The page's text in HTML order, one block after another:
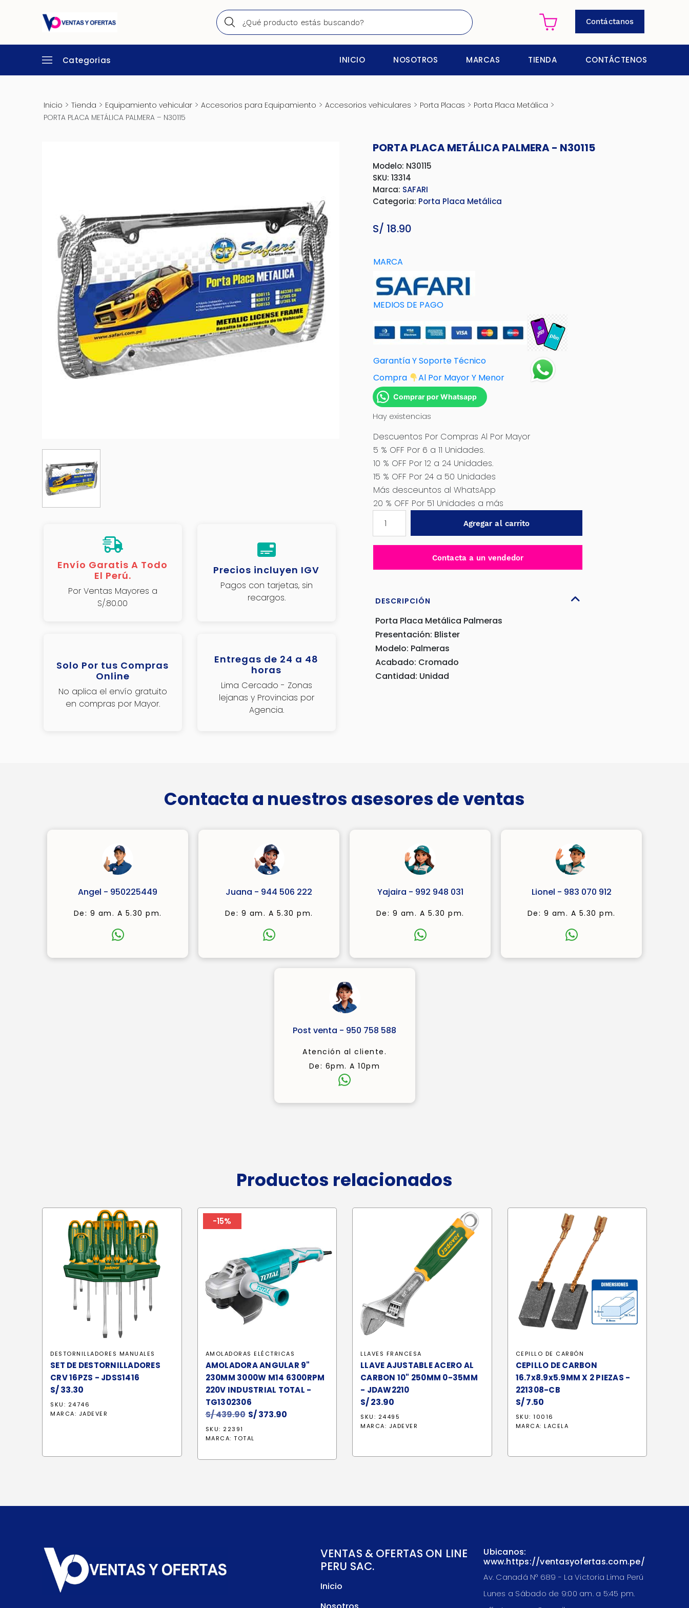
Contáctanos
Categorias INICIO NOSOTROS MARCAS TIENDA CONTÁCTENOS
Inicio > Tienda > Equipamiento vehicular> Accesorios para Equipamiento > Accesorios vehiculares > Porta Placas > Porta Placa Metálica >
PORTA PLACA METÁLICA PALMERA – N30115
Envío Garatis A Todo
El Perú.
Por Ventas Mayores a
S/.80.00
Precios incluyen IGV
Pagos con tarjetas, sin
recargos.
Solo Por tus Compras
Online
No aplica el envío gratuito
en compras por Mayor.
Entregas de 24 a 48
horas
Lima Cercado - Zonas
lejanas y Provincias por
Agencia.
PORTA PLACA METÁLICA PALMERA - N30115
Modelo: N30115
SKU: 13314
Marca: SAFARI
Categoria: Porta Placa Metálica
S/ 18.90
MARCA
MEDIOS DE PAGO
Garantía Y Soporte Técnico
Compra
Al Por Mayor Y Menor
Comprar por Whatsapp
Hay existencias
Descuentos Por Compras Al Por Mayor
5 % OFF Por 6 a 11 Unidades.
10 % OFF Por 12 a 24 Unidades.
15 % OFF Por 24 a 50 Unidades
Más desceuntos al WhatsApp
20 % OFF Por 51 Unidades a más
PLACA
METÁLICA
Agregar al carrito
Contacta a un vendedor
DESCRIPCIÓN
Porta Placa Metálica Palmeras
Presentación: Blister
Modelo: Palmeras
Acabado: Cromado
Cantidad: Unidad
Contacta a nuestros asesores de ventas
Angel - 950225449
De: 9 am. A 5.30 pm.
Juana - 944 506 222
De: 9 am. A 5.30 pm.
Yajaira - 992 948 031
De: 9 am. A 5.30 pm.
Lionel - 983 070 912
De: 9 am. A 5.30 pm.
Post venta - 950 758 588
Atención al cliente.
De: 6pm. A 10pm
Productos relacionados
DESTORNILLADORES MANUALES
SET DE DESTORNILLADORES
CRV 16PZS - JDSS1416
S/33.30
SKU: 24746
MARCA: JADEVER
-15%
AMOLADORAS ELÉCTRICAS
AMOLADORA ANGULAR 9"
230MM 3000W M14 6300RPM
220V INDUSTRIAL TOTAL -
TG1302306
S/439.90 El
original
S/ 439.90.
S/373.90
S/ 373.90.
SKU: 22391
MARCA: TOTAL
LLAVES FRANCESA
LLAVE AJUSTABLE ACERO AL
CARBON 10" 250MM 0-35MM
- JDAW2210
S/23.90
SKU: 24495
MARCA: JADEVER
CEPILLO DE CARBÓN
CEPILLO DE CARBON
16.7x8.9x5.9MM X 2 PIEZAS -
221308-CB
S/7.50
SKU: 10016
MARCA: LACELA
VENTAS & OFERTAS ON LINE
PERU SAC.
Inicio
Ubicanos:
www.https://ventasyofertas.com.pe/
Av. Canadá N° 689 - La Victoria Lima Perú
Lunes a Sábado de 9:00 am. a 5:45 pm.